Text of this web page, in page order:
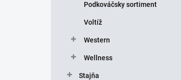
Podkováčsky sortiment
Voltíž
Western
Wellness
Stajňa